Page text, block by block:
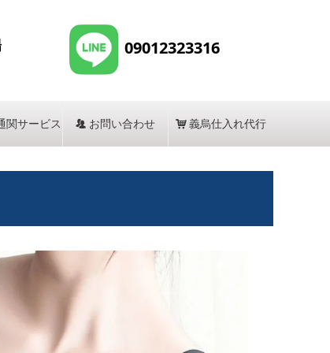
09012323316
関サービス 뀡 お問い合わせ 낙 義烏仕入れ代行